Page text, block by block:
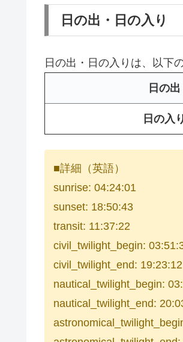
日の出・日の入り
日の出・日の入りは、以下
日の出
日の入
■詳細（英語）
sunrise: 04:24:01
sunset: 18:50:43
transit: 11:37:22
civil_twilight_begin:
civil_twilight_end: 19:23:12
nautical_twilight_begin:
nautical_twilight_end: